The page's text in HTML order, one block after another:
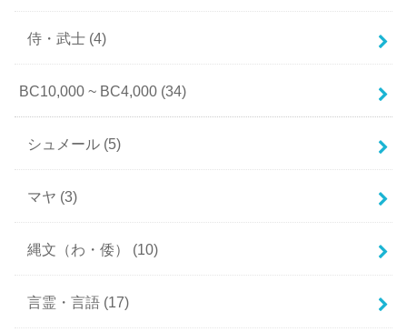
侍・武士 (4)
BC10,000 ~ BC4,000 (34)
シュメール (5)
マヤ (3)
縄文（わ・倭） (10)
言霊・言語 (17)